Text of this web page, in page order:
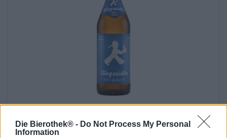
Die Bierothek® - Do Not Process My Personal
Information
Deutsche Lagerbiere | Fränkische Biere | Helles
Wegseidla